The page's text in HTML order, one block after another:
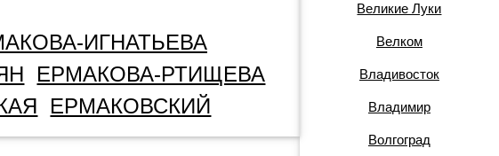
ИГНАТЬЕВА
ЕРМАКОВА-РТИЩЕВА
ЕРМАКОВСКИЙ
Великие Луки
Велком
Владивосток
Владимир
Волгоград